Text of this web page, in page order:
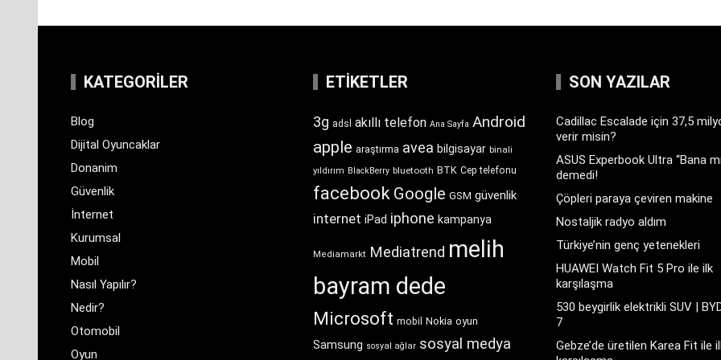
KATEGORILER
Blog
Dijital Oyuncaklar
Donanim
Güvenlik
İnternet
Kurumsal
Mobil
Nasıl Yapılır?
Nedir?
Otomobil
Oyun
ETIKETLER
3g adsl akıllı telefon Ana Sayfa Android
apple araştırma avea bilgisayar binali
yıldırım BlackBerry bluetooth BTK Cep telefonu
facebook Google GSM güvenlik
internet iPad iphone kampanya
Mediamarkt Mediatrend melih
bayram dede
Microsoft mobil Nokia oyun
Samsung sosyal ağlar sosyal medya
SON YAZILAR
Cadillac Escalade için 37,5
verir misin?
ASUS Experbook Ultra “Bana
demedi!
Çöpleri paraya çeviren makine
Nostaljik radyo aldım
Türkiye’nin genç yetenekleri
HUAWEI Watch Fit 5 Pro ile ilk
karşılaşma
530 beygirlik elektrikli SUV |
7
Gebze’de üretilen Karea Fit ile